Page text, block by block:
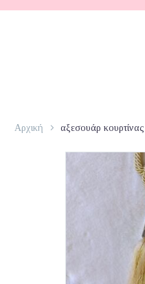
Αρχική αξεσουάρ κουρτίνας